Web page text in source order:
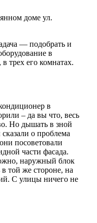
доме ул.
— подобрать и
в
трех его комнатах.
в
– да вы что, весь
Но дышать в зной
о проблема
посоветовали
части фасада.
наружный блок
в той же стороне, на
С улицы ничего не